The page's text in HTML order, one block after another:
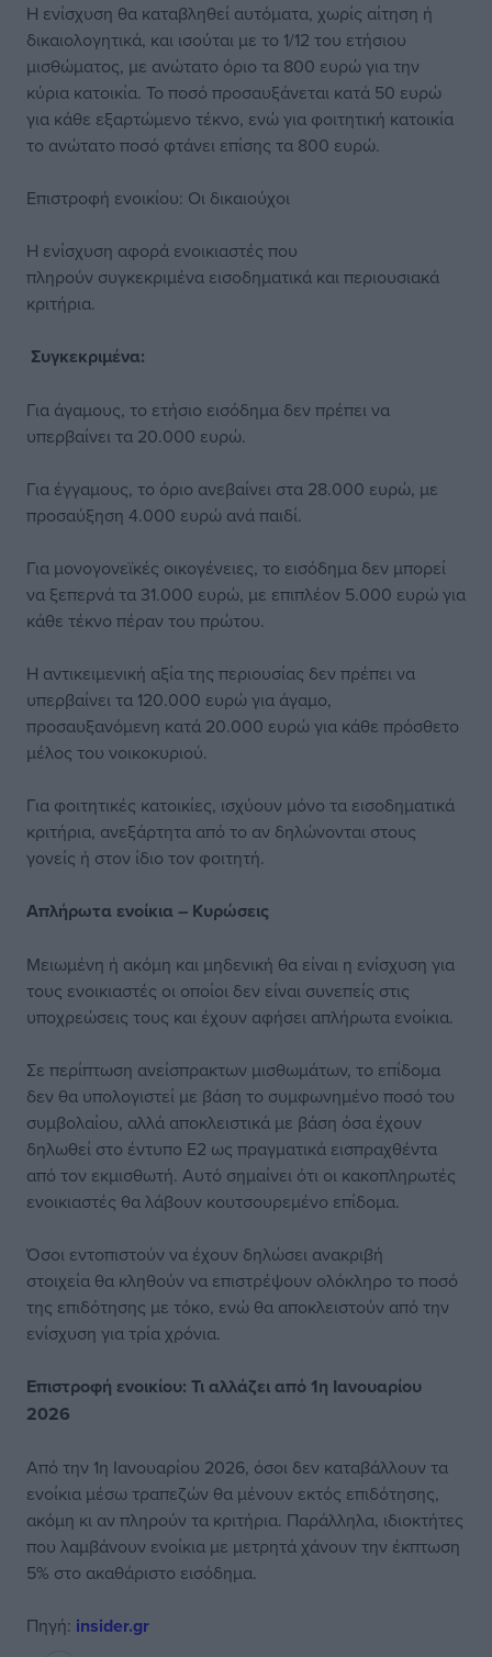
Η ενίσχυση θα καταβληθεί αυτόματα, χωρίς αίτηση ή
δικαιολογητικά, και ισούται με το 1/12 του ετήσιου
μισθώματος, με ανώτατο όριο τα 800 ευρώ για την
κύρια κατοικία. Το ποσό προσαυξάνεται κατά 50 ευρώ
για κάθε εξαρτώμενο τέκνο, ενώ για φοιτητική κατοικία
το ανώτατο ποσό φτάνει επίσης τα 800 ευρώ.
Επιστροφή ενοικίου: Οι δικαιούχοι
Η ενίσχυση αφορά ενοικιαστές που
πληρούν συγκεκριμένα εισοδηματικά και περιουσιακά
κριτήρια.
Συγκεκριμένα:
Για άγαμους, το ετήσιο εισόδημα δεν πρέπει να
υπερβαίνει τα 20.000 ευρώ.
Για έγγαμους, το όριο ανεβαίνει στα 28.000 ευρώ, με
προσαύξηση 4.000 ευρώ ανά παιδί.
Για μονογονεϊκές οικογένειες, το εισόδημα δεν μπορεί
να ξεπερνά τα 31.000 ευρώ, με επιπλέον 5.000 ευρώ για
κάθε τέκνο πέραν του πρώτου.
Η αντικειμενική αξία της περιουσίας δεν πρέπει να
υπερβαίνει τα 120.000 ευρώ για άγαμο,
προσαυξανόμενη κατά 20.000 ευρώ για κάθε πρόσθετο
μέλος του νοικοκυριού.
Για φοιτητικές κατοικίες, ισχύουν μόνο τα εισοδηματικά
κριτήρια, ανεξάρτητα από το αν δηλώνονται στους
γονείς ή στον ίδιο τον φοιτητή.
Απλήρωτα ενοίκια – Κυρώσεις
Μειωμένη ή ακόμη και μηδενική θα είναι η ενίσχυση για
τους ενοικιαστές οι οποίοι δεν είναι συνεπείς στις
υποχρεώσεις τους και έχουν αφήσει απλήρωτα ενοίκια.
Σε περίπτωση ανείσπρακτων μισθωμάτων, το επίδομα
δεν θα υπολογιστεί με βάση το συμφωνημένο ποσό του
συμβολαίου, αλλά αποκλειστικά με βάση όσα έχουν
δηλωθεί στο έντυπο Ε2 ως πραγματικά εισπραχθέντα
από τον εκμισθωτή. Αυτό σημαίνει ότι οι κακοπληρωτές
ενοικιαστές θα λάβουν κουτσουρεμένο επίδομα.
Όσοι εντοπιστούν να έχουν δηλώσει ανακριβή
στοιχεία θα κληθούν να επιστρέψουν ολόκληρο το ποσό
της επιδότησης με τόκο, ενώ θα αποκλειστούν από την
ενίσχυση για τρία χρόνια.
Επιστροφή ενοικίου: Τι αλλάζει από 1η Ιανουαρίου
2026
Από την 1η Ιανουαρίου 2026, όσοι δεν καταβάλλουν τα
ενοίκια μέσω τραπεζών θα μένουν εκτός επιδότησης,
ακόμη κι αν πληρούν τα κριτήρια. Παράλληλα, ιδιοκτήτες
που λαμβάνουν ενοίκια με μετρητά χάνουν την έκπτωση
5% στο ακαθάριστο εισόδημα.
Πηγή: insider.gr